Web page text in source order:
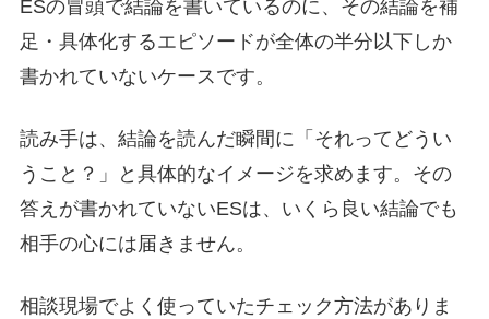
ESの冒頭で結論を書いているのに、その結論を補
足・具体化するエピソードが全体の半分以下しか
書かれていないケースです。
読み手は、結論を読んだ瞬間に「それってどうい
うこと？」と具体的なイメージを求めます。その
答えが書かれていないESは、いくら良い結論でも
相手の心には届きません。
相談現場でよく使っていたチェック方法がありま